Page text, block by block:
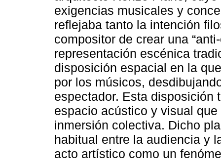
exigencias musicales y
reflejaba tanto la intención
compositor de crear una
representación escénica
disposición espacial en la
por los músicos,
espectador. Esta disposición
espacio acústico y visual
inmersión colectiva. Dicho
habitual entre la audiencia y
acto artístico como un